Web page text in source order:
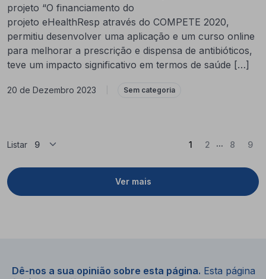
projeto “O financiamento do
projeto eHealthResp através do COMPETE 2020,
permitiu desenvolver uma aplicação e um curso online
para melhorar a prescrição e dispensa de antibióticos,
teve um impacto significativo em termos de saúde […]
20 de Dezembro 2023 Sem categoria
Listar
Ver mais
1 (Atual)
2 ... 8 9
Dê-nos a sua opinião sobre esta página. Esta página